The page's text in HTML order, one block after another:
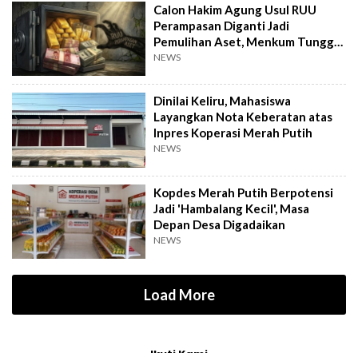
Calon Hakim Agung Usul RUU
Perampasan Diganti Jadi
Pemulihan Aset, Menkum Tunggu
Langkah DPR
NEWS
Dinilai Keliru, Mahasiswa
Layangkan Nota Keberatan atas
Inpres Koperasi Merah Putih
NEWS
Kopdes Merah Putih Berpotensi
Jadi 'Hambalang Kecil', Masa
Depan Desa Digadaikan
NEWS
Load More